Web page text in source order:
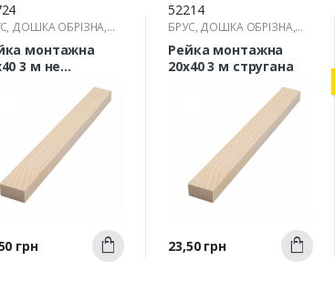
ДОШКА ОБРІЗНА,
монтажна
3 м не
Швидкий
перегляд
грн Купити
52214
БРУС, ДОШКА ОБРІЗНА,
РЕЙКА
Рейка монтажна
20х40 3 м стругана
Швидкий
перегляд
Ціна
23,50 грн Купити